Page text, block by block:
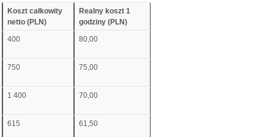
Koszt całkowity
netto (PLN)
Realny koszt 1
godziny (PLN)
400 80,00
750 75,00
1 400 70,00
615 61,50